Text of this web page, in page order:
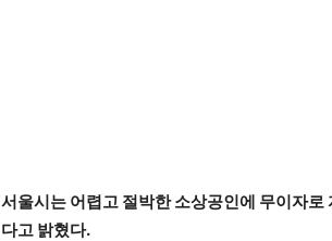
서울시는 어렵고 절박한 소상공인에 무이자로
다고 밝혔다.